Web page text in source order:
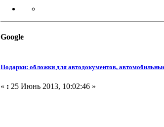
Google
Подарки: обложки для автодокументов,
« : 25 Июнь 2013, 10:02:46 »